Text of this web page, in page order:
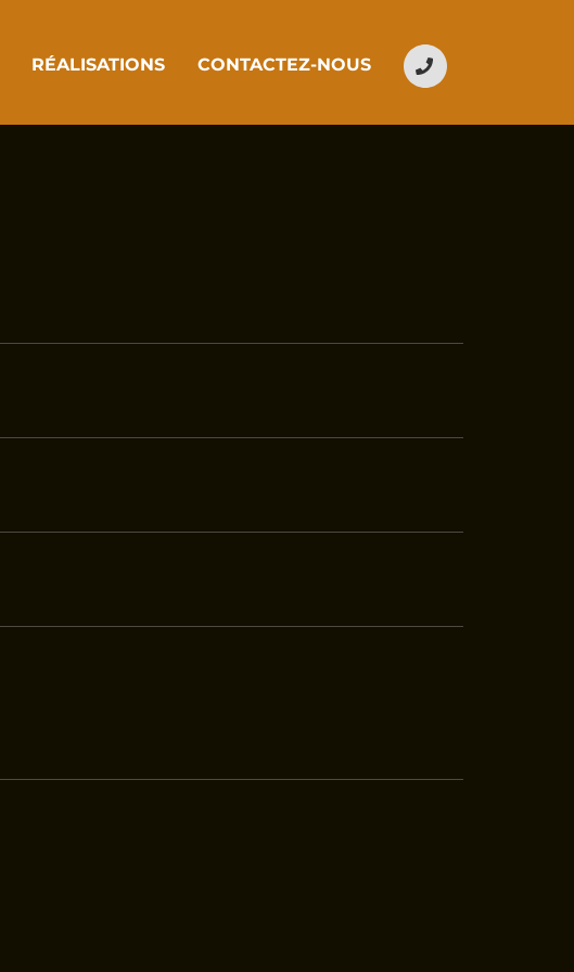
RÉALISATIONS CONTACTEZ-NOUS PHONE